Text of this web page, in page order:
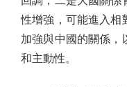
性增強，可能進入相
加強與中國的關係，
和主動性。